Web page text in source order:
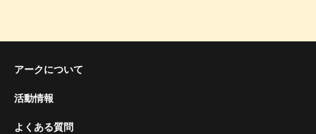
アークについて
活動情報
よくある質問